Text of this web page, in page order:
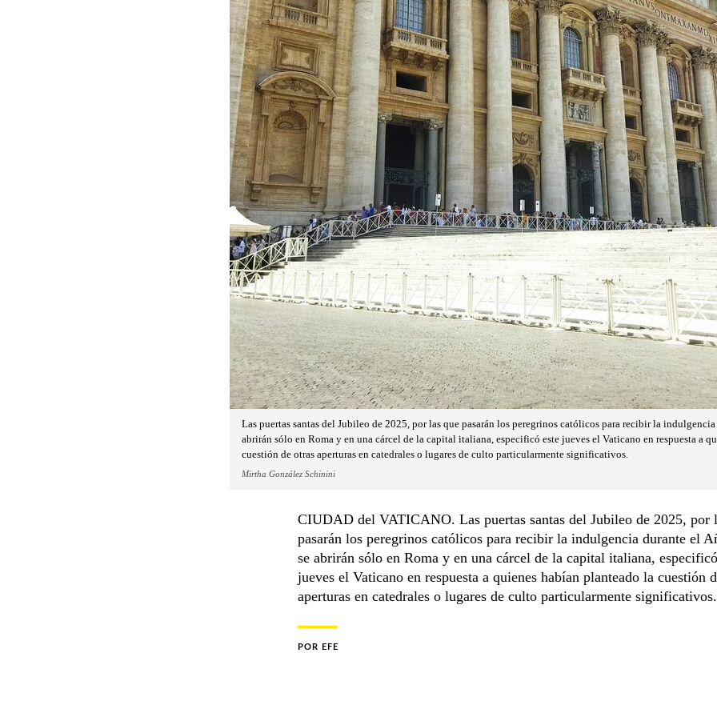
Las puertas santas del Jubileo de 2025, por las que pasarán los peregrinos católicos para recibir la
abrirán sólo en Roma y en una cárcel de la capital italiana, especificó este jueves el Vaticano en respuesta a
cuestión de otras aperturas en catedrales o lugares de culto particularmente significativos.
Mirtha González Schinini
CIUDAD del VATICANO. Las puertas santas del Jubileo de 2025, por
pasarán los peregrinos católicos para recibir la indulgencia durante el
se abrirán sólo en Roma y en una cárcel de la capital italiana,
jueves el Vaticano en respuesta a quienes habían planteado la cuestión
aperturas en catedrales o lugares de culto particularmente significativos.
POR EFE